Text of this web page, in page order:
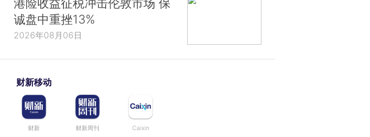
诚盘中重挫13%
2026年08月06日
财新移动
财新 财新周刊 Caixin